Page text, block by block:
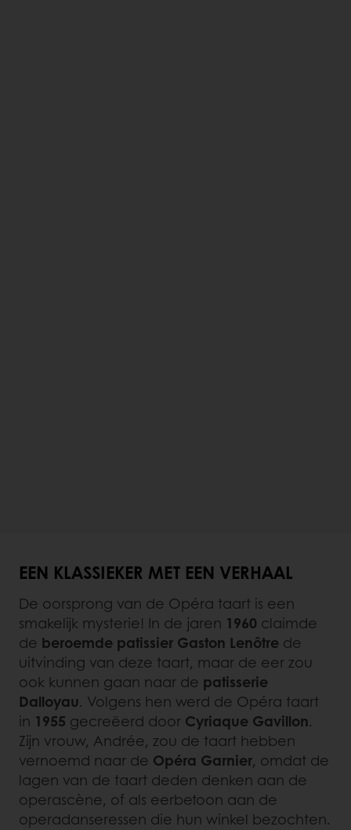
EEN KLASSIEKER MET EEN VERHAAL
De oorsprong van de Opéra taart is een
smakelijk mysterie! In de jaren 1960 claimde
de beroemde patissier Gaston Lenôtre de
uitvinding van deze taart, maar de eer zou
ook kunnen gaan naar de patisserie
Dalloyau. Volgens hen werd de Opéra taart
in 1955 gecreëerd door Cyriaque Gavillon.
Zijn vrouw, Andrée, zou de taart hebben
vernoemd naar de Opéra Garnier, omdat de
lagen van de taart deden denken aan de
operascène, of als eerbetoon aan de
operadanseressen die hun winkel bezochten.